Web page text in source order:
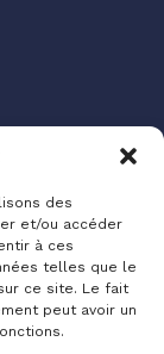
des
et/ou accéder
à ces
telles que le
ce site. Le fait
peut avoir un